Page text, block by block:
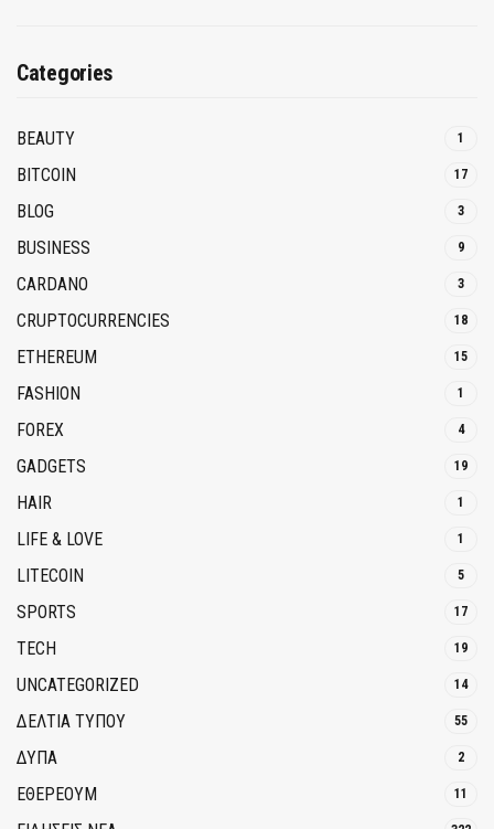
Categories
BEAUTY 1
BITCOIN 17
BLOG 3
BUSINESS 9
CARDANO 3
CRUPTOCURRENCIES 18
ETHEREUM 15
FASHION 1
FOREX 4
GADGETS 19
HAIR 1
LIFE & LOVE 1
LITECOIN 5
SPORTS 17
TECH 19
UNCATEGORIZED 14
ΔΕΛΤΙΑ ΤΥΠΟΥ 55
ΔΥΠΑ 2
ΕΘΈΡΕΟΥΜ 11